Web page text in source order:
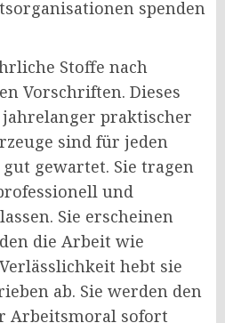
spenden
Stoffe nach
Vorschriften. Dieses
praktischer
sind für jeden
gewartet. Sie tragen
und
Sie erscheinen
die Arbeit wie
hebt sie
ab. Sie werden den
Arbeitsmoral sofort